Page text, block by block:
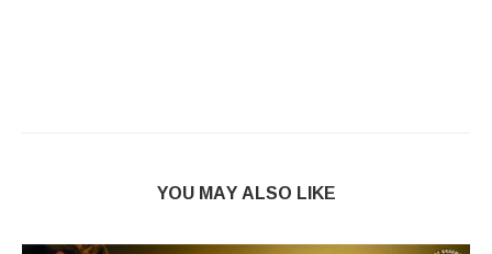
YOU MAY ALSO LIKE